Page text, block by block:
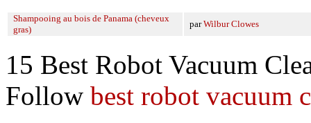
Shampooing au bois de Panama (cheveux
gras)
parWilbur Clowes
15 Best Robot Vacuum
Follow best robot vacuum